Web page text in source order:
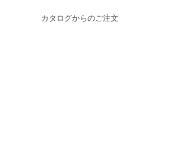
カタログからのご注文